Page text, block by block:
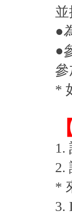
●
●
*
1.
2.
*
3.